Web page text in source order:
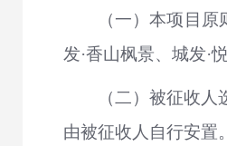
（一）本项目
发·香山枫景、城发·
（二）被征收
由被征收人自行安置。